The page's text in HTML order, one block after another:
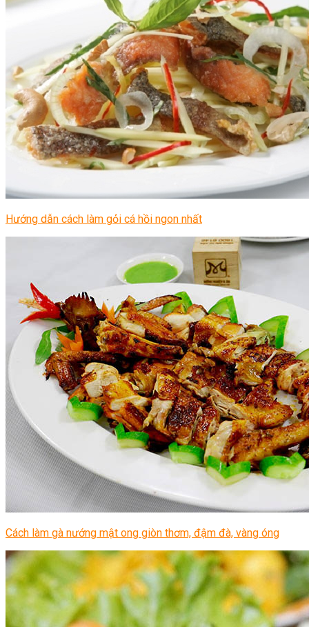
Hướng dẫn cách làm gỏi cá hồi ngon nhất
Cách làm gà nướng mật ong giòn thơm, đậm đà, vàng óng